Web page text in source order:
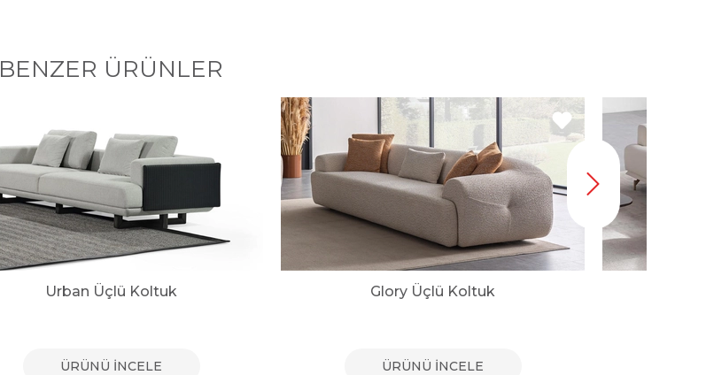
BENZER ÜRÜNLER
Urban Üçlü Koltuk
ÜRÜNÜ İNCELE
Glory Üçlü Koltuk
ÜRÜNÜ İNCELE